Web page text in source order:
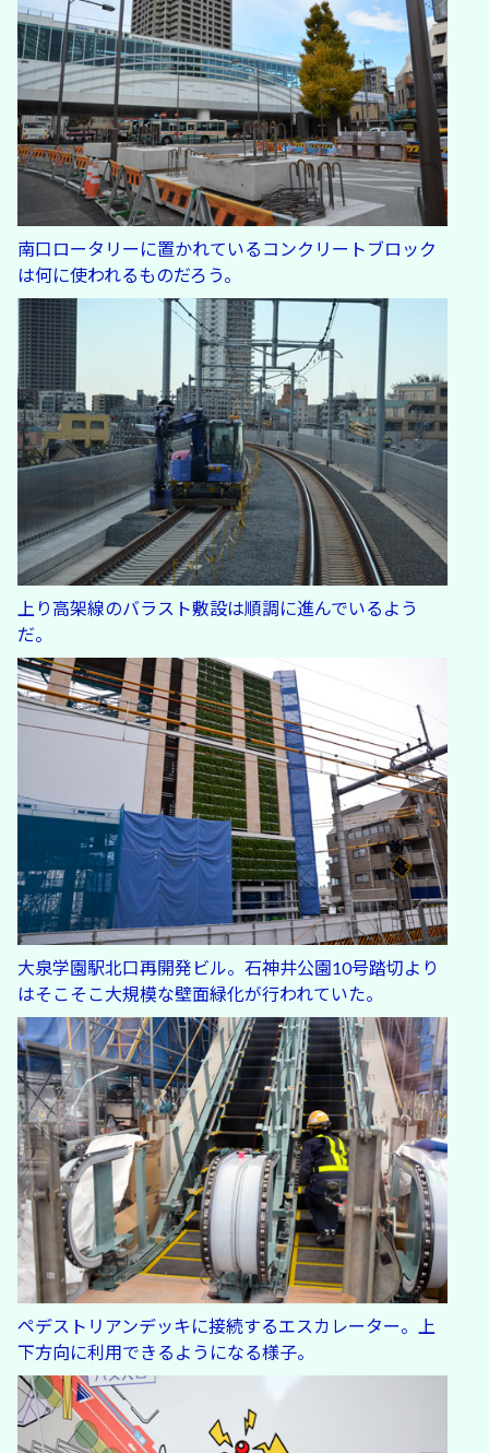
南口ロータリーに置かれているコンクリートブロック
は何に使われるものだろう。
上り高架線のバラスト敷設は順調に進んでいるよう
だ。
大泉学園駅北口再開発ビル。石神井公園10号踏切より
はそこそこ大規模な壁面緑化が行われていた。
ペデストリアンデッキに接続するエスカレーター。上
下方向に利用できるようになる様子。